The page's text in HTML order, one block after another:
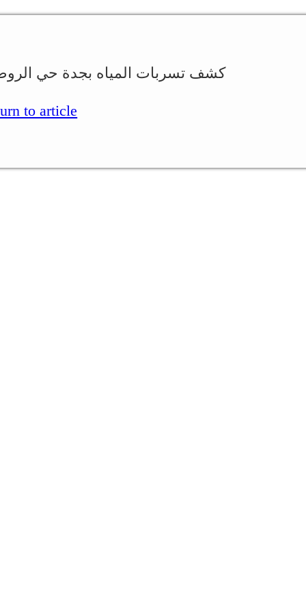
كشف تسربات المياه بجدة حي الروضه 2
Return to article.